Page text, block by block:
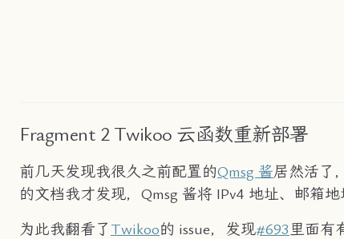
Fragment 2 Twikoo 云函数重新部署
前几天发现我很久之前配置的Qmsg 酱居然活了
的文档我才发现，Qmsg 酱将 IPv4 地址、邮箱
为此我翻看了 Twikoo的 issue，发现#693 里面有